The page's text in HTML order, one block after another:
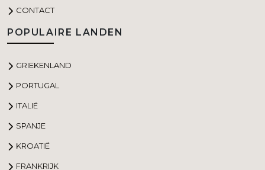
CONTACT
POPULAIRE LANDEN
GRIEKENLAND
PORTUGAL
ITALIË
SPANJE
KROATIË
FRANKRIJK